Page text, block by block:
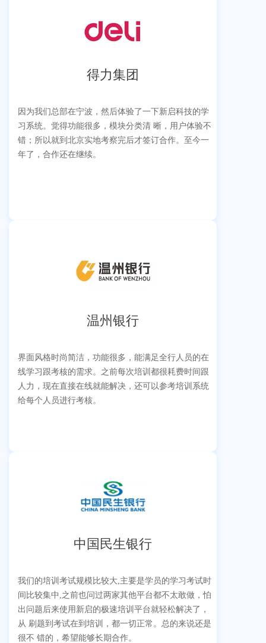
得力集团
因为我们总部在宁波，然后体验了一下新启科技的学
习系统。觉得功能很多，模块分类清 晰，用户体验不
错；所以就到北京实地考察完后才签订合作。至今一
年了，合作还在继续。
温州银行
界面风格时尚简洁，功能很多，能满足全行人员的在
线学习跟考核的需求。之前每次培训都很耗费时间跟
人力，现在直接在线就能解决，还可以参考培训系统
给每个人员进行考核。
中国民生银行
我们的培训考试规模比较大,主要是学员的学习考试时
间比较集中,之前也问过两家其他平台都不太敢做，怕
出问题后来使用新启的极速培训平台就轻松解决了，
从 刷题到考试在到培训，都一切正常。总的来说还是
很不 错的，希望能够长期合作。